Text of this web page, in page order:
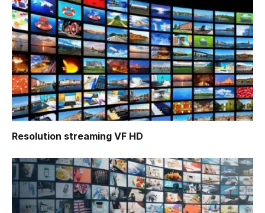
Resolution streaming VF HD